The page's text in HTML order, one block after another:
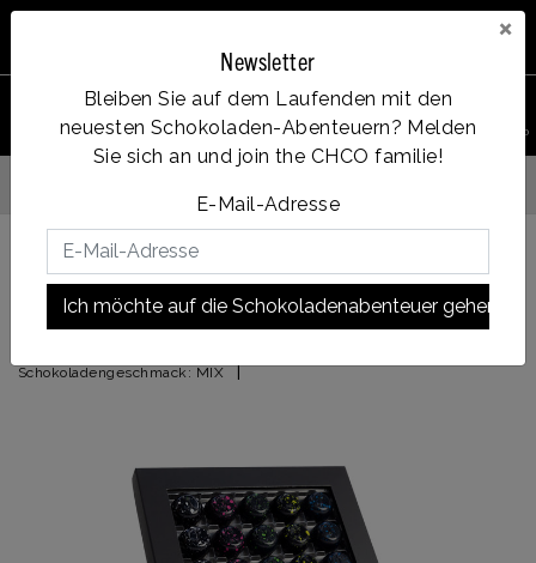
×
Newsletter
Bleiben Sie auf dem Laufenden mit den
neuesten Schokoladen-Abenteuern? Melden
Sie sich an und join the CHCO familie!
E-Mail-Adresse
Ich möchte auf die Schokoladenabenteuer gehen!
Vanaf €35, gratis verzending
Zurück zu START|Origin Bonbon Sammelbox
Origin Bonbon Sammelbox
Schokoladengeschmack: MIX |
PRODUKT
SUCHEN
Account Menu Wunschzettel Ihr Warenkorb